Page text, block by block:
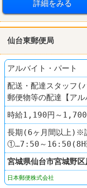
詳細をみる
仙台東郵便局
アルバイト・パート
配送・配達スタッフ(
郵便物等の配達【アル
時給1,190円～1,700
長期(6ヶ月間以上)※
①…7:50～16:50(8H
宮城県仙台市宮城野区
日本郵便株式会社